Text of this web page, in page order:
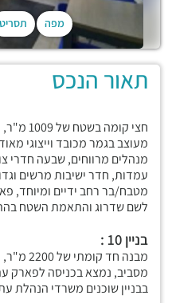
מפה תסריט
תאור הנכס
חצי
מעוצב בגמר מכובד וייצוגי
עמדות, חדר ישיבות מרשים
מטבח/בר רחב ידיים ומיוחד,
לשם שדרוג והתאמת השטח
בניין 10 :
מבנה חד
מסביב, נמצא בכניסה לפארק
בבניין שוכנים משרדי הנהלת